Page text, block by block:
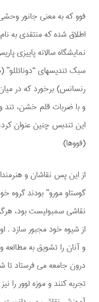
فوو که به معنی جانور
اطلاق شده که منتقدی به
سبک تندیسهای
رنسانس) برخورد که در
و با ضربات قلم خشن، تند و
این تندبس چنین عنوان کرد:
(فووها)
از این پس نقاشان و
گوستاو مورو” بودند گروه
نقاشی سمبولیست بود،
از شیوه خود مجبور سازد .
و آنان را تشویق به
درون جامعه می فرستاد تا
تجربه کنند و موزه لوور را